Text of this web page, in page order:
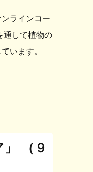
ラインコー
通して植物の
います。
（９